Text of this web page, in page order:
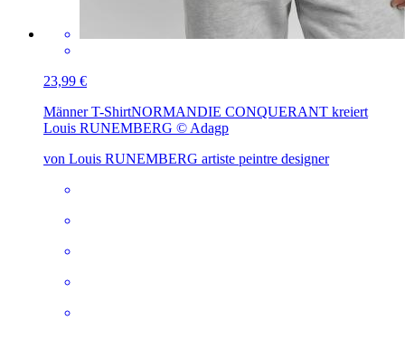
23,99 €
Männer T-ShirtNORMANDIE CONQUERANT kreiert
Louis RUNEMBERG © Adagp
von Louis RUNEMBERG artiste peintre designer